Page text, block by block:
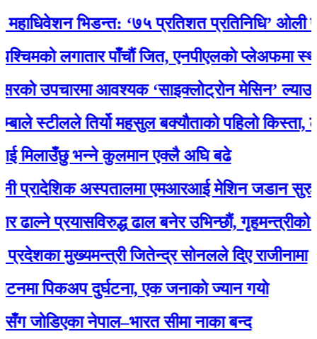
भिडन्त: ‘७५ प्रतिशत प्रतिनिधि’ ओली
लगातार पाँचौं जित, एनपीएलकाे प्लेअफमा स्थान
आवश्यक ‘साइक्लोट्रोन मेसिन’ ल्याउन
तिर्यो महसुल बक्यौताको पहिलो किस्ता, लाइन
भन्ने कुलमान एक्लै अघि बढे
अस्पतालमा एमआरआई मेशिन जडान सुरु
प्रयासविरुद्ध ढाल बनेर उभिन्छौं, गृहमन्त्रीको
मुख्यमन्त्री जितेन्द्र सोनलले दिए राजीनामा
दुर्घटना, एक जनाकाे ज्यान गयाे
नेपाल–भारत सीमा नाका बन्द